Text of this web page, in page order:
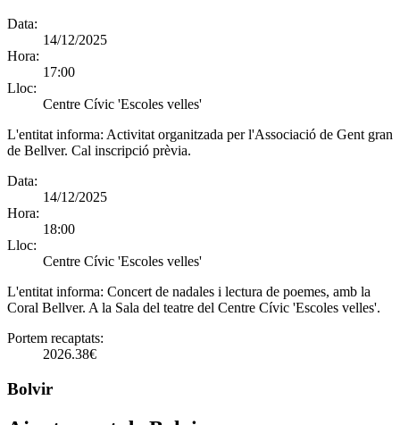
Data:
14/12/2025
Hora:
17:00
Lloc:
Centre Cívic 'Escoles velles'
L'entitat informa: Activitat organitzada per l'Associació de Gent gran
de Bellver. Cal inscripció prèvia.
Data:
14/12/2025
Hora:
18:00
Lloc:
Centre Cívic 'Escoles velles'
L'entitat informa: Concert de nadales i lectura de poemes, amb la
Coral Bellver. A la Sala del teatre del Centre Cívic 'Escoles velles'.
Portem recaptats:
2026.38€
Bolvir